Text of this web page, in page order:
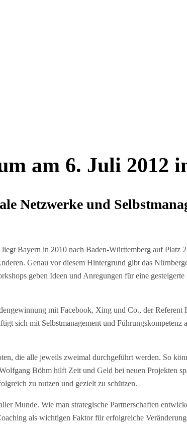
am 6. Juli 2012
Netzwerke und
Bayern in 2010 nach Baden-Württemberg auf
Genau vor diesem Hintergrund gibt das
geben Ideen und Anregungen für eine
mit Facebook, Xing und Co., der
sich mit Selbstmanagement und
die alle jeweils zweimal durchgeführt werden. So
Böhm hilft Zeit und Geld bei neuen Projekten
zu nutzen und gezielt zu schützen.
Munde. Wie man strategische Partnerschaften
als wichtigen Faktor für erfolgreiche